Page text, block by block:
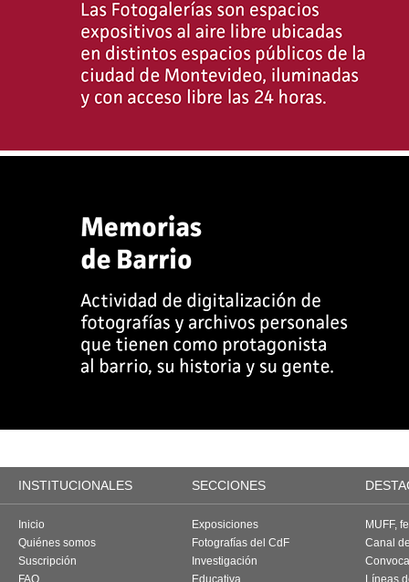
INSTITUCIONALES SECCIONES
Inicio
Quiénes somos
Suscripción
FAQ
Exposiciones
Fotografías del CdF
Investigación
Educativa
MUFF,
Canal
Líneas